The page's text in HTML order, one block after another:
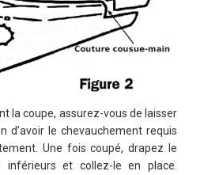
la coupe, assurez-vous de laisser
d’avoir le chevauchement requis
Une fois coupé, drapez le
et collez-le en place.